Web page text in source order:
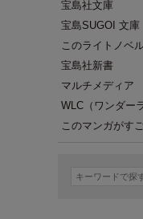
宝島社文庫
宝島SUGOI 文庫
このライトノベ
宝島社新書
マルチメディア
WLC（ワンダー
このマンガがす